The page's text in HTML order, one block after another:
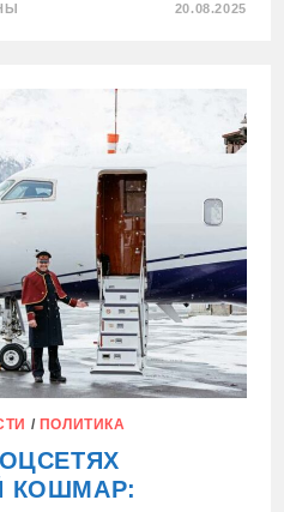
20.08.2025
/ ПОЛИТИКА
КОШМАР: